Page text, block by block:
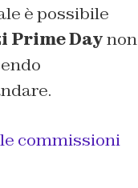
è possibile
Prime Daynon
commissioni